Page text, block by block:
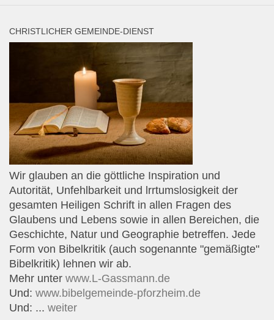
CHRISTLICHER GEMEINDE-DIENST
Wir glauben an die göttliche Inspiration und
Autorität, Unfehlbarkeit und lrrtumslosigkeit der
gesamten Heiligen Schrift in allen Fragen des
Glaubens und Lebens sowie in allen Bereichen, die
Geschichte, Natur und Geographie betreffen. Jede
Form von Bibelkritik (auch sogenannte "gemäßigte"
Bibelkritik) lehnen wir ab.
Mehr unter www.L-Gassmann.de
Und: www.bibelgemeinde-pforzheim.de
Und: ... weiter